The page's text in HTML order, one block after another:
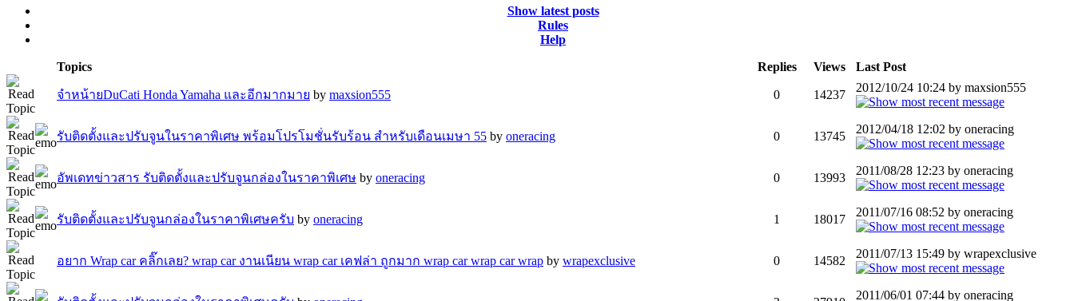
Show latest posts
Rules
Help
Topics
Replies Views Last Post
จำหน้ายDuCati Honda Yamaha และอีกมากมาย by maxsion555 0 14237
2012/10/24 10:24 by maxsion555
รับติดตั้งและปรับจูนในราคาพิเศษ พร้อมโปรโมชั่นรับร้อน สำหรับเดือนเมษา 55 by oneracing 0 13745
2012/04/18 12:02 by oneracing
อัพเดทข่าวสาร รับติดตั้งและปรับจูนกล่องในราคาพิเศษ by oneracing 0 13993
2011/08/28 12:23 by oneracing
รับติดตั้งและปรับจูนกล่องในราคาพิเศษครับ by oneracing 1 18017
2011/07/16 08:52 by oneracing
อยาก Wrap car คลิ๊กเลย? wrap car งานเนียน wrap car เคฟล่า ถูกมาก wrap car wrap car wrap by wrapexclusive 0 14582
2011/07/13 15:49 by wrapexclusive
2011/06/01 07:44 by oneracing